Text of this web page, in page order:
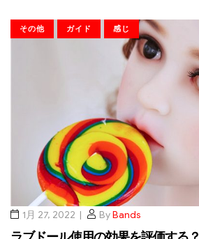
その他 ガイド 感じ
1月 27, 2022 ByBands